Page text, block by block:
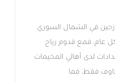
في الشمال السوري
عام، فمع قدوم رياح
لدى أهالي المخيمات
فقط، فما